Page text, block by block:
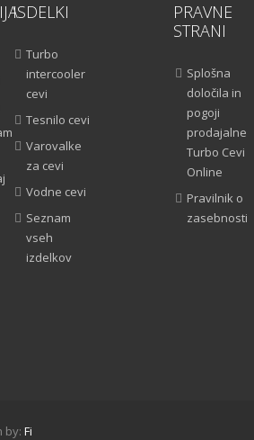
ISDELKI
Turbo
intercooler
cevi
Tesnilo cevi
Varovalke
za cevi
Vodne cevi
Seznam
vseh
izdelkov
PRAVNE
STRANI
Splošna
določila in
pogoji
prodajalne
Turbo Cevi
Online
Pravilnik o
zasebnosti
by: Fi